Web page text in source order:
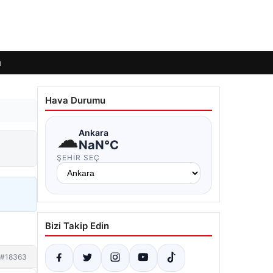
#18363
Hava Durumu
☁Ankara
NaN°C
ŞEHIR SEÇ
Bizi Takip Edin